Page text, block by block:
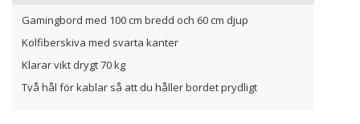
Gamingbord med 100 cm bredd och 60 cm djup
Kolfiberskiva med svarta kanter
Klarar vikt drygt 70 kg
Två hål för kablar så att du håller bordet prydligt